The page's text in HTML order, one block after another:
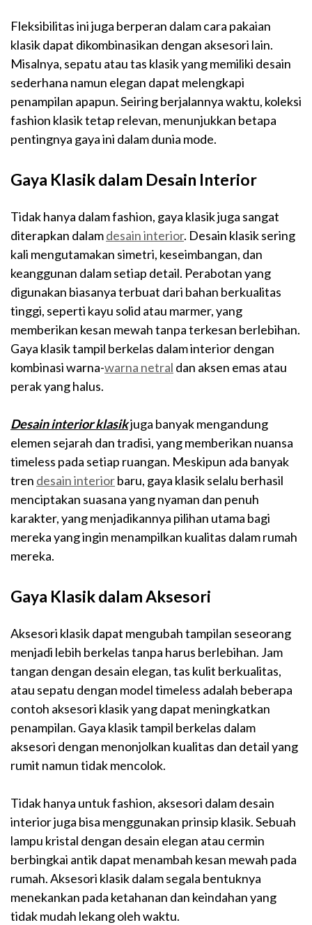
Fleksibilitas ini juga berperan dalam cara pakaian
klasik dapat dikombinasikan dengan aksesori lain.
Misalnya, sepatu atau tas klasik yang memiliki desain
sederhana namun elegan dapat melengkapi
penampilan apapun. Seiring berjalannya waktu, koleksi
fashion klasik tetap relevan, menunjukkan betapa
pentingnya gaya ini dalam dunia mode.
Gaya Klasik dalam Desain Interior
Tidak hanya dalam fashion, gaya klasik juga sangat
diterapkan dalamdesain interior. Desain klasik sering
kali mengutamakan simetri, keseimbangan, dan
keanggunan dalam setiap detail. Perabotan yang
digunakan biasanya terbuat dari bahan berkualitas
tinggi, seperti kayu solid atau marmer, yang
memberikan kesan mewah tanpa terkesan berlebihan.
Gaya klasik tampil berkelas dalam interior dengan
kombinasi warna-warna netral dan aksen emas atau
perak yang halus.
Desain interior klasikjuga banyak mengandung
elemen sejarah dan tradisi, yang memberikan nuansa
timeless pada setiap ruangan. Meskipun ada banyak
tren desain interiorbaru, gaya klasik selalu berhasil
menciptakan suasana yang nyaman dan penuh
karakter, yang menjadikannya pilihan utama bagi
mereka yang ingin menampilkan kualitas dalam rumah
mereka.
Gaya Klasik dalam Aksesori
Aksesori klasik dapat mengubah tampilan seseorang
menjadi lebih berkelas tanpa harus berlebihan. Jam
tangan dengan desain elegan, tas kulit berkualitas,
atau sepatu dengan model timeless adalah beberapa
contoh aksesori klasik yang dapat meningkatkan
penampilan. Gaya klasik tampil berkelas dalam
aksesori dengan menonjolkan kualitas dan detail yang
rumit namun tidak mencolok.
Tidak hanya untuk fashion, aksesori dalam desain
interior juga bisa menggunakan prinsip klasik. Sebuah
lampu kristal dengan desain elegan atau cermin
berbingkai antik dapat menambah kesan mewah pada
rumah. Aksesori klasik dalam segala bentuknya
menekankan pada ketahanan dan keindahan yang
tidak mudah lekang oleh waktu.